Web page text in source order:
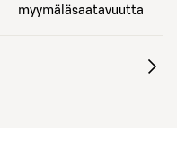
myymäläsaatavuutta